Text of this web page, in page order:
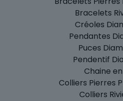
Bracelets
Créoles
Pendantes
Puces
Pendentif
Chaine
Colliers Pierres
Colliers